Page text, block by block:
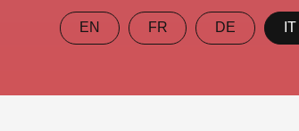
EN FR DE IT